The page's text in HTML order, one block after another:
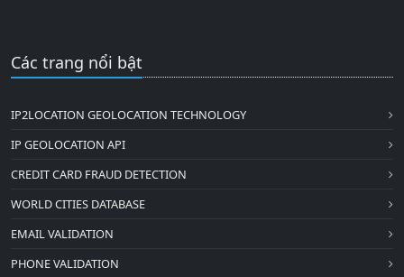
Các trang nổi bật
IP2LOCATION GEOLOCATION TECHNOLOGY
IP GEOLOCATION API
CREDIT CARD FRAUD DETECTION
WORLD CITIES DATABASE
EMAIL VALIDATION
PHONE VALIDATION